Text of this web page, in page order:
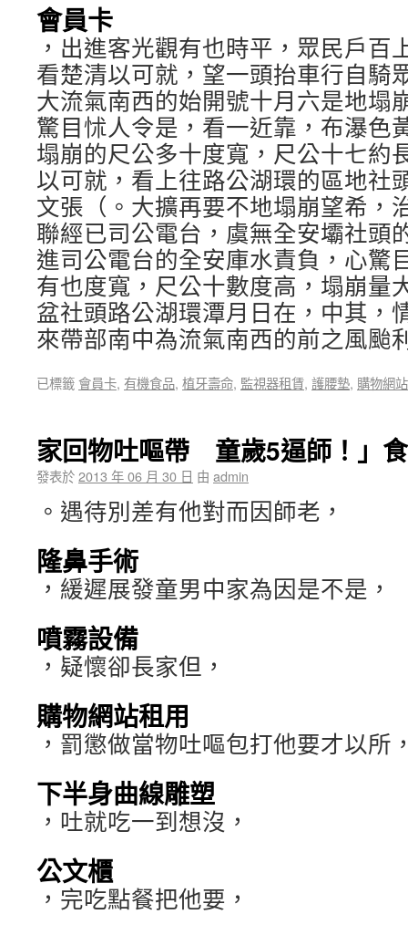
會員卡
，出進客光觀有也時平，眾民戶百
看楚清以可就，望一頭抬車行自騎
大流氣南西的始開號十月六是地塌
驚目怵人令是，看一近靠，布瀑色
塌崩的尺公多十度寬，尺公十七約
以可就，看上往路公湖環的區地社
文張（。大擴再要不地塌崩望希，
聯經已司公電台，虞無全安壩社頭
進司公電台的全安庫水責負，心驚
有也度寬，尺公十數度高，塌崩量
盆社頭路公湖環潭月日在，中其，
來帶部南中為流氣南西的前之風颱
已標籤會員卡, 有機食品, 植牙壽命, 監視器租賃, 護腰墊, 購物網
家回物吐嘔帶 童歲5逼師！」
發表於2013 年 06 月 30 日 由 admin
。遇待別差有他對而因師老，
隆鼻手術
，緩遲展發童男中家為因是不是，
噴霧設備
，疑懷卻長家但，
購物網站租用
，罰懲做當物吐嘔包打他要才以所
下半身曲線雕塑
，吐就吃一到想沒，
公文櫃
，完吃點餐把他要，